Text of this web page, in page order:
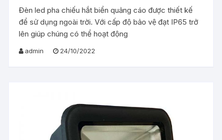
Đèn led pha chiếu hắt biển quảng cáo được thiết kế
để sử dụng ngoài trời. Với cấp độ bảo vệ đạt IP65 trở
lên giúp chúng có thể hoạt động
admin 24/10/2022